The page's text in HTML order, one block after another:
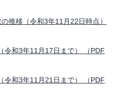
推移（令和3年11月22日時点）
令和3年11月17日まで） （PDF
令和3年11月21日まで） （PDF